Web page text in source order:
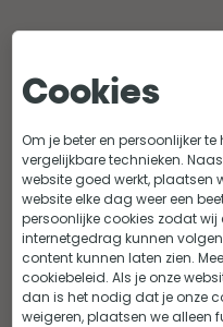
Lees onze tips en
familietent
De opblaasbare tent: wat
de voor- en nadelen?
Cookies
Om je beter en persoonlijker
vergelijkbare technieken.
website goed werkt, plaatsen
website elke dag weer een
persoonlijke cookies zodat
internetgedrag kunnen
content kunnen laten zien.
cookiebeleid. Als je onze
dan is het nodig dat je onze
weigeren, plaatsen we alleen